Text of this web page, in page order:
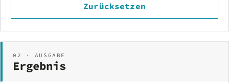
Zurücksetzen
02 · AUSGABE
Ergebnis